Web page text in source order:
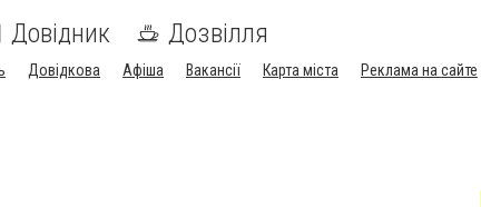
Довідник Дозвілля
Довідкова Афіша Вакансії Карта міста
Реклама на сайте